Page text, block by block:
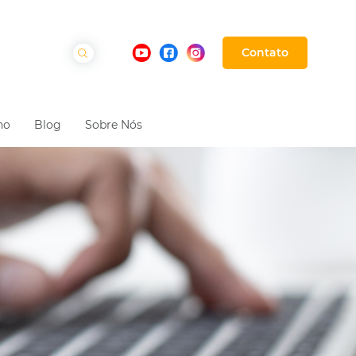
Contato
Blog Sobre Nós